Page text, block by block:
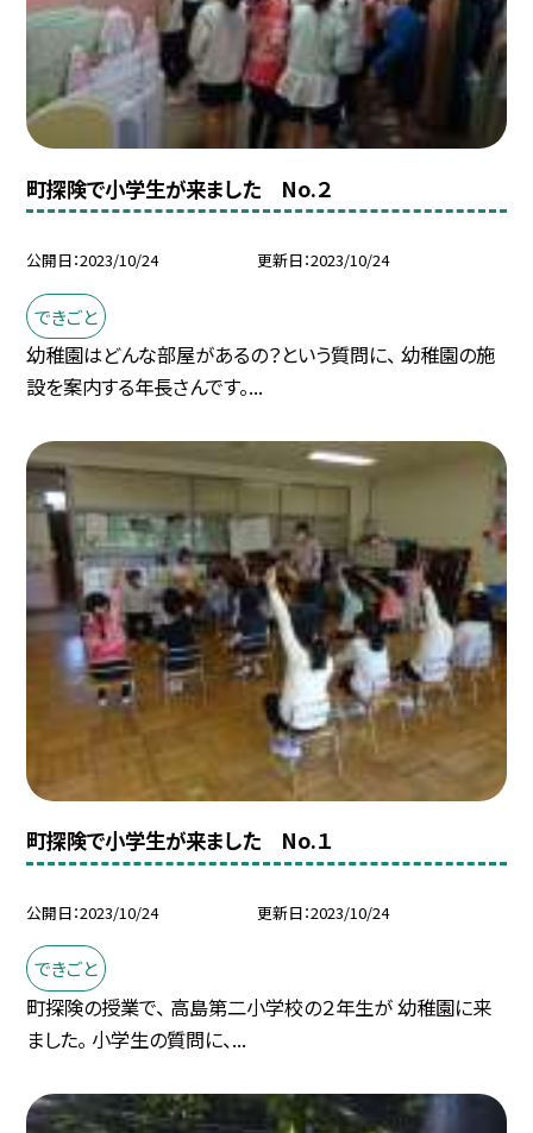
町探険で小学生が来ました No.２
公開日 2023/10/24 更新日 2023/10/24
できごと
幼稚園はどんな部屋があるの？という質問に、 幼稚園の施
設を案内する年長さんです。...
町探険で小学生が来ました No.１
公開日 2023/10/24 更新日 2023/10/24
できごと
町探険の授業で、 高島第二小学校の２年生が 幼稚園に来
ました。 小学生の質問に、...